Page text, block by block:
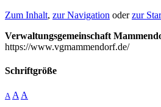
Zum Inhalt, zur Navigation oderzur
Verwaltungsgemeinschaft
https://www.vgmammendorf.de/
Schriftgröße
A A A